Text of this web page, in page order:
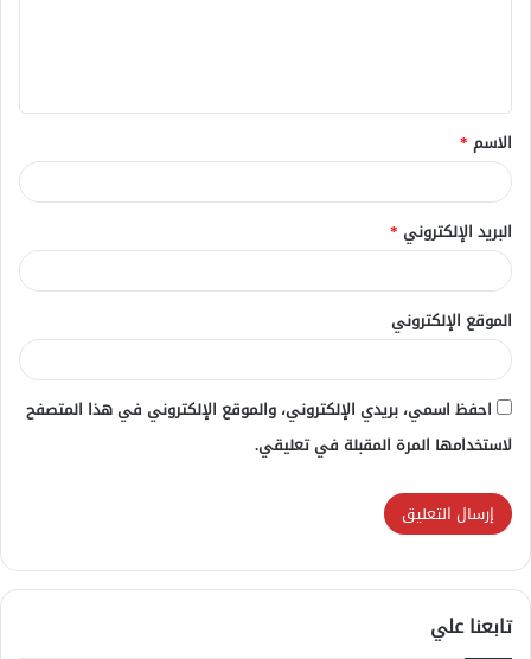
ق
*
الاسم *
البريد الإلكتروني *
الموقع الإلكتروني
احفظ اسمي، بريدي الإلكتروني، والموقع الإلكتروني في هذا المتصفح
لاستخدامها المرة المقبلة في تعليقي.
تابعنا علي